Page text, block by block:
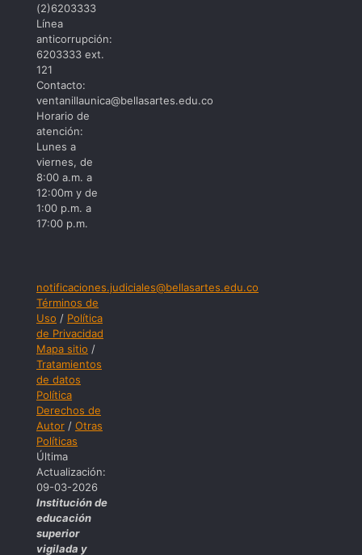
(2)6203333
Línea
anticorrupción:
6203333 ext.
121
Contacto:
ventanillaunica@bellasartes.edu.co
Horario de
atención:
Lunes a
viernes, de
8:00 a.m. a
12:00m y de
1:00 p.m. a
17:00 p.m.
notificaciones.judiciales@bellasartes.edu.co
Términos de
Uso / Política
de Privacidad
Mapa sitio /
Tratamientos
de datos
Política
Derechos de
Autor / Otras
Políticas
Última
Actualización:
09-03-2026
Institución de
educación
superior
vigilada y